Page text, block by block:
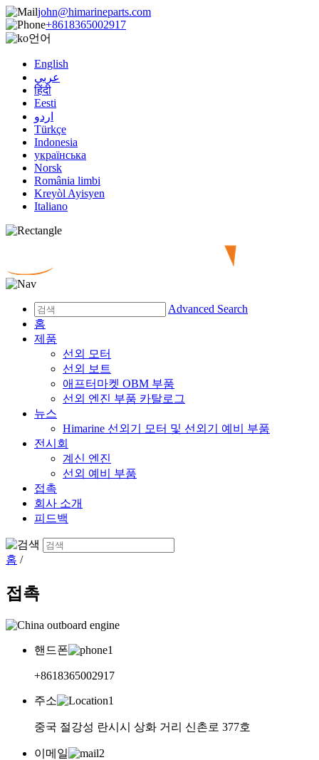
john@himarineparts.com
+8618365002917
언어
English
عربي
हिंदी
Eesti
اردو
Türkçe
Indonesia
українська
Norsk
România limbi
Kreyòl Ayisyen
Italiano
Advanced Search
홈
제품
선외 모터
선외 보트
애프터마켓 OBM 부품
선외 엔진 부품 카탈로그
뉴스
Himarine 선외기 모터 및 선외기 예비 부품
전시회
계신 엔진
선외 예비 부품
접촉
회사 소개
피드백
홈 /
접촉
핸드폰
+8618365002917
주소
중국 절강성 란시시 상화 거리 신촌로 377호
이메일